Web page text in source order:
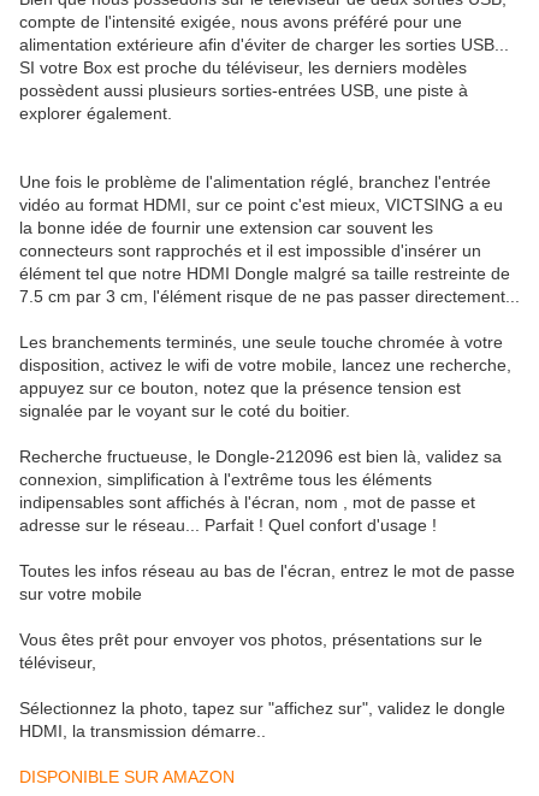
compte de l'intensité exigée, nous avons préféré pour une
alimentation extérieure afin d'éviter de charger les sorties USB...
SI votre Box est proche du téléviseur, les derniers modèles
possèdent aussi plusieurs sorties-entrées USB, une piste à
explorer également.
Une fois le problème de l'alimentation réglé, branchez l'entrée
vidéo au format HDMI, sur ce point c'est mieux, VICTSING a eu
la bonne idée de fournir une extension car souvent les
connecteurs sont rapprochés et il est impossible d'insérer un
élément tel que notre HDMI Dongle malgré sa taille restreinte de
7.5 cm par 3 cm, l'élément risque de ne pas passer directement...
Les branchements terminés, une seule touche chromée à votre
disposition, activez le wifi de votre mobile, lancez une recherche,
appuyez sur ce bouton, notez que la présence tension est
signalée par le voyant sur le coté du boitier.
Recherche fructueuse, le Dongle-212096 est bien là, validez sa
connexion, simplification à l'extrême tous les éléments
indipensables sont affichés à l'écran, nom , mot de passe et
adresse sur le réseau... Parfait ! Quel confort d'usage !
Toutes les infos réseau au bas de l'écran, entrez le mot de passe
sur votre mobile
Vous êtes prêt pour envoyer vos photos, présentations sur le
téléviseur,
Sélectionnez la photo, tapez sur "affichez sur", validez le dongle
HDMI, la transmission démarre..
DISPONIBLE SUR AMAZON